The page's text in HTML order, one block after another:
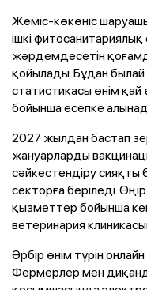
Жеміс-көкөніс
ішкі
жәрдемдесетін
қойылады. Бұдан
статистикасы өнім қай
бойынша есепке
2027 жылдан бастап
жануарларды
сәйкестендіру
секторға беріледі.
қызметтер бойынша
ветеринария
Әрбір өнім түрін
Фермерлер мен